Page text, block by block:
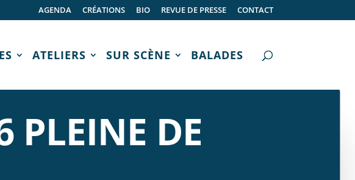
AGENDA CRÉATIONS BIO REVUE DE PRESSE CONTACT
ATELIERS SUR SCÈNE BALADES
PLEINE DE